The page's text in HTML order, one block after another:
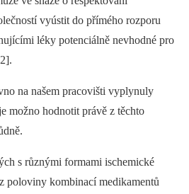
vyústit do přímého rozporu
léky potenciálně nevhodné pro
na našem pracovišti vyplynuly
možno hodnotit právě z těchto
s různými formami ischemické
poloviny kombinací medikamentů